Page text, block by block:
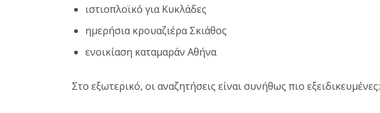
ιστιοπλοϊκό για Κυκλάδες
ημερήσια κρουαζιέρα Σκιάθος
ενοικίαση καταμαράν Αθήνα
Στο εξωτερικό, οι αναζητήσεις είναι συνήθως πιο εξειδικευμένες: